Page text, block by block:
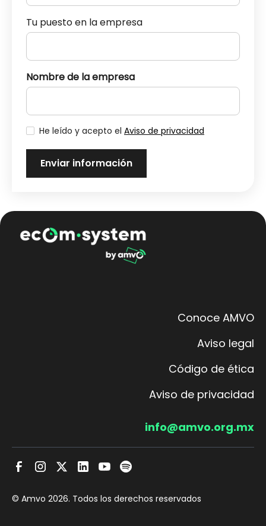
Tu puesto en la empresa
Nombre de la empresa
He leído y acepto el Aviso de privacidad
Conoce AMVO
Aviso legal
Código de ética
Aviso de privacidad
info@amvo.org.mx
© Amvo 2026. Todos los derechos reservados